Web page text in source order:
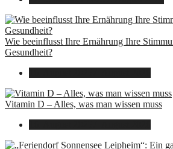
Wie beeinflusst Ihre Ernährung Ihre
Gesundheit?
Vitamin D – Alles, was man wissen muss